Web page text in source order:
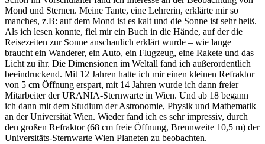
Mond und Sternen. Meine Tante, eine Lehrerin, erklärte mir so
manches, z.B: auf dem Mond ist es kalt und die Sonne ist sehr heiß.
Als ich lesen konnte, fiel mir ein Buch in die Hände, auf der die
Reisezeiten zur Sonne anschaulich erklärt wurde – wie lange
braucht ein Wanderer, ein Auto, ein Flugzeug, eine Rakete und das
Licht zu ihr. Die Dimensionen im Weltall fand ich außerordentlich
beeindruckend. Mit 12 Jahren hatte ich mir einen kleinen Refraktor
von 5 cm Öffnung erspart, mit 14 Jahren wurde ich dann freier
Mitarbeiter der URANIA-Sternwarte in Wien. Und ab 18 begann
ich dann mit dem Studium der Astronomie, Physik und Mathematik
an der Universität Wien. Wieder fand ich es sehr impressiv, durch
den großen Refraktor (68 cm freie Öffnung, Brennweite 10,5 m) der
Universitäts-Sternwarte Wien Planeten zu beobachten.